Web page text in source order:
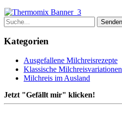
Kategorien
Ausgefallene Milchreisrezepte
Klassische Milchreisvariationen
Milchreis im Ausland
Jetzt "Gefällt mir" klicken!